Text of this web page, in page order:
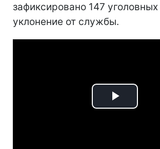
зафиксировано 147 уголовных
уклонение от службы.
Play